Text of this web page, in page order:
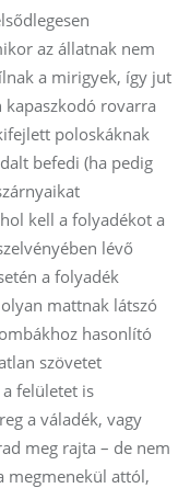
az állatnak nem
a mirigyek, így jut
kapaszkodó rovarra
poloskáknak
befedi (ha pedig
kell a folyadékot a
lévő
a folyadék
mattnak látszó
hasonlító
szövetet
felületet is
a váladék, vagy
meg rajta – de nem
megmenekül attól,